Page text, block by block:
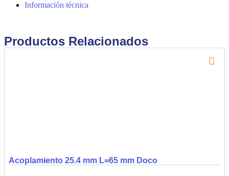
Información técnica
Productos Relacionados
Acoplamiento 25.4 mm L=65 mm Doco